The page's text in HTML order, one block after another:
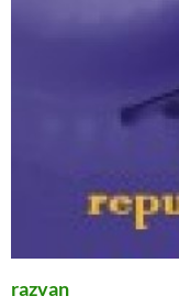
razvan